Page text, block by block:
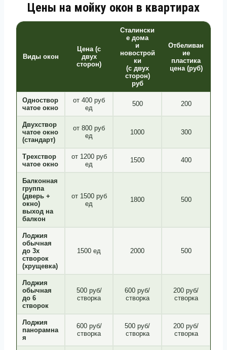
Цены на мойку окон в квартирах
Виды окон
Цена (с
двух
сторон)
Сталински
е дома
и
новострой
ки
(с двух
сторон)
руб
Отбеливан
ие
пластика
цена (руб)
Одноствор
чатое окно
от 400 руб
ед
500 200
Двухствор
чатое окно
(стандарт)
от 800 руб
ед
1000 300
Трехствор
чатое окно
от 1200 руб
ед
1500 400
Балконная
группа
(дверь +
окно)
выход на
балкон
от 1500 руб
ед
1800 500
Лоджия
обычная
до 3х
створок
(хрущевка)
1500 ед 2000 500
Лоджия
обычная
до 6
створок
500 руб/
створка
600 руб/
створка
200 руб/
створка
Лоджия
панорамна
я
600 руб/
створка
500 руб/
створка
200 руб/
створка